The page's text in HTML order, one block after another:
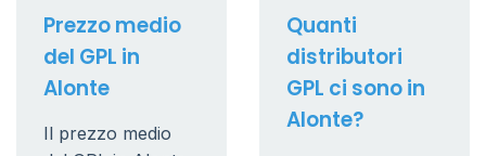
Prezzo medio
del GPL in
Alonte
Il prezzo medio
Quanti
distributori
GPL ci sono in
Alonte?